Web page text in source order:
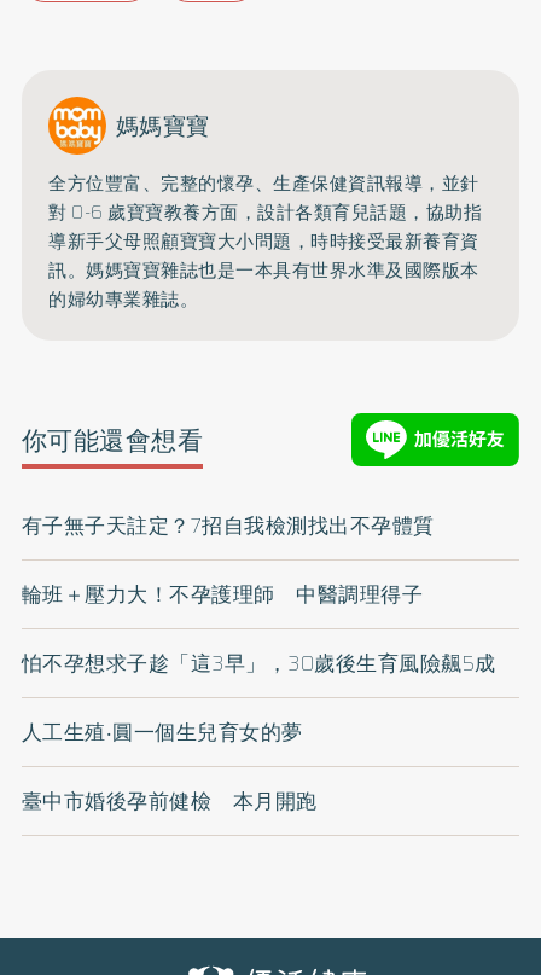
媽媽寶寶
全方位豐富、完整的懷孕、生產保健資訊報導，並針
對 0-6 歲寶寶教養方面，設計各類育兒話題，協助指
導新手父母照顧寶寶大小問題，時時接受最新養育資
訊。媽媽寶寶雜誌也是一本具有世界水準及國際版本
的婦幼專業雜誌。
你可能還會想看
有子無子天註定？7招自我檢測找出不孕體質
輪班＋壓力大！不孕護理師 中醫調理得子
怕不孕想求子趁「這3早」，30歲後生育風險飆5成
人工生殖‧圓一個生兒育女的夢
臺中市婚後孕前健檢 本月開跑